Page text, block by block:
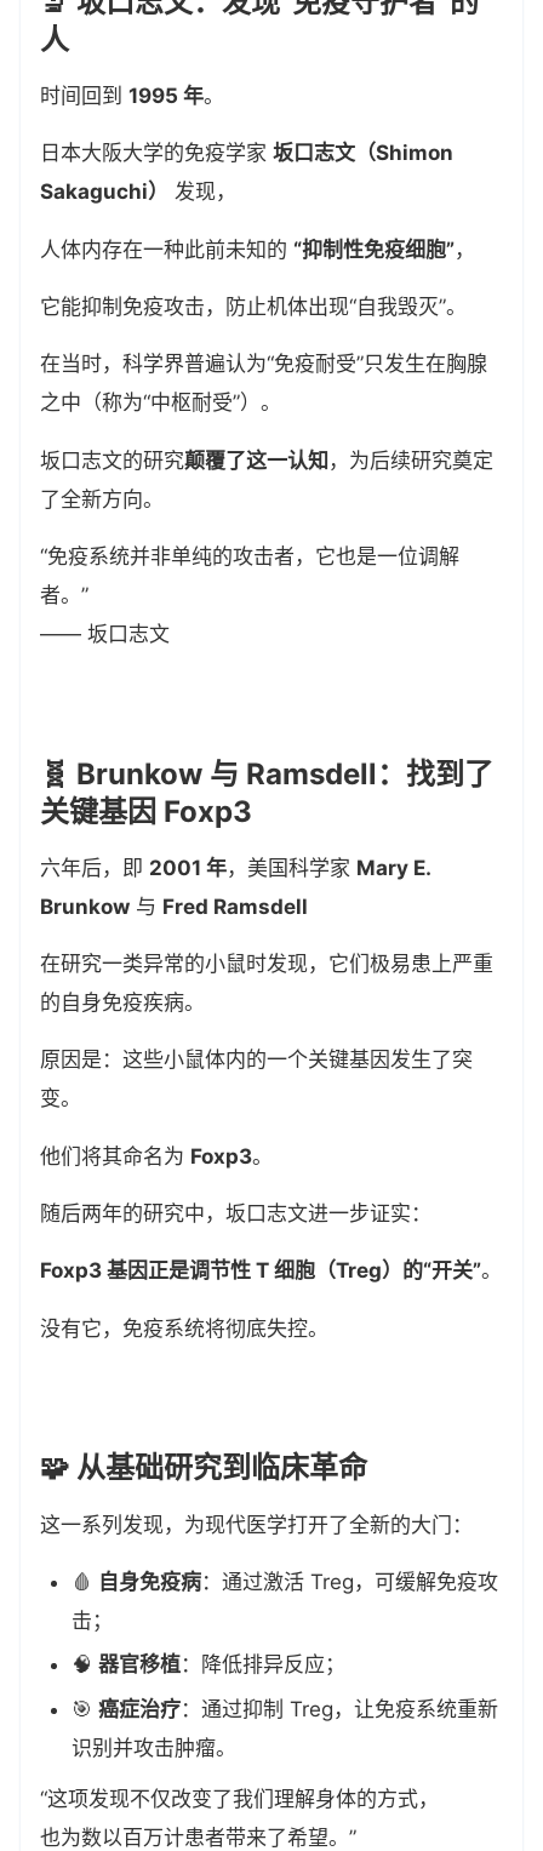
人
时间回到 1995 年。
日本大阪大学的免疫学家 坂口志文（Shimon
Sakaguchi）
发现，
人体内存在一种此前未知的 “抑制性免疫细胞”，
它能抑制免疫攻击，防止机体出现“自我毁灭”。
在当时，科学界普遍认为“免疫耐受”只发生在胸腺
之中（称为“中枢耐受”）。
坂口志文的研究颠覆了这一认知 ，为后续研究奠定
了全新方向。
“免疫系统并非单纯的攻击者，它也是一位调解
者。”
—— 坂口志文
🧬 Brunkow 与 Ramsdell：找到了
关键基因 Foxp3
六年后，即 2001 年，美国科学家 Mary E.
Brunkow 与 Fred Ramsdell
在研究一类异常的小鼠时发现，它们极易患上严重
的自身免疫疾病。
原因是：这些小鼠体内的一个关键基因发生了突
变。
他们将其命名为 Foxp3。
随后两年的研究中，坂口志文进一步证实：
Foxp3 基因正是调节性 T 细胞（Treg）的“开关”。
没有它，免疫系统将彻底失控。
🧩 从基础研究到临床革命
这一系列发现，为现代医学打开了全新的大门：
🩸 自身免疫病：通过激活 Treg，可缓解免疫攻
击；
🧠 器官移植：降低排异反应；
🎯 癌症治疗：通过抑制 Treg，让免疫系统重新
识别并攻击肿瘤。
“这项发现不仅改变了我们理解身体的方式，
也为数以百万计患者带来了希望。”